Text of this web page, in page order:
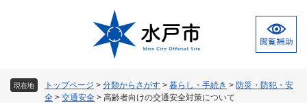
現在地 トップページ > 分類からさがす > 暮らし・手続き > 防災・防犯・安
全 > 交通安全 > 高齢者向けの交通安全対策について